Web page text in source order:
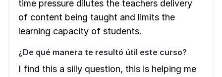
time pressure dilutes the teachers delivery
of content being taught and limits the
learning capacity of students.
¿De qué manera te resultó útil este curso?
I find this a silly question, this is helping me